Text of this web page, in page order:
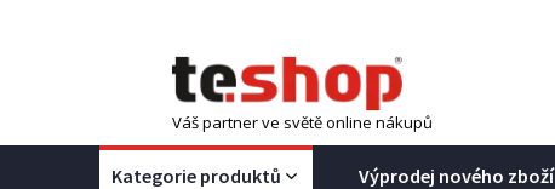
Váš partner ve světě online nákupů
Kategorie produktů Výprodej nového zboží